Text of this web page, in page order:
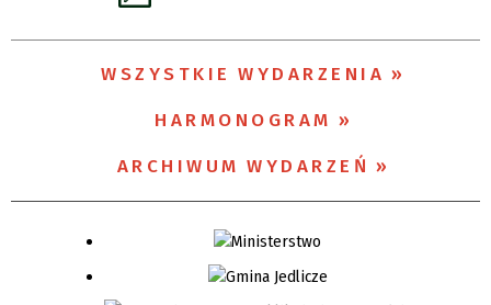
WSZYSTKIE WYDARZENIA
HARMONOGRAM
ARCHIWUM WYDARZEŃ